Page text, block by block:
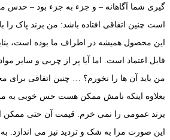
گیری شما آگاهانه – و جزء به جزء بود –
است چنین اتفاقی افتاده باشد: من برند پاک
این محصول همیشه در اطراف ما بوده است،
قابل اعتماد است. اما آیا پر از چربی و سایر
من باید آن ها را نخورم؟ … چنین اتفاقی برای
بعلاوه اینکه نامش ممکن هست حس خوبی به
برند عمومی را نمی خرم. قیمت آن حتی ممکن
این صورت مرا به شک و تردید نیز می اندازد.